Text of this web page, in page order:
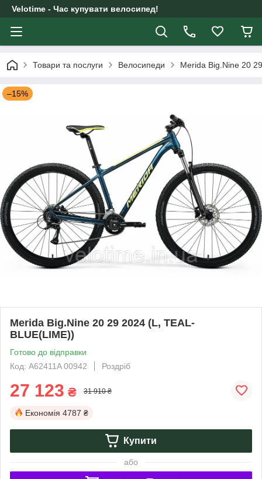
Velotime - Час купувати велосипед!
Товари та послуги Велосипеди Merida Big.Nine 20
–15%
Merida Big.Nine 20 29 2024 (L, TEAL-
BLUE(LIME))
Готово до відправки
Код: A62411A 00942
Роздріб
27 123 ₴ 31 910 ₴
Економія 4787 ₴
Купити
або